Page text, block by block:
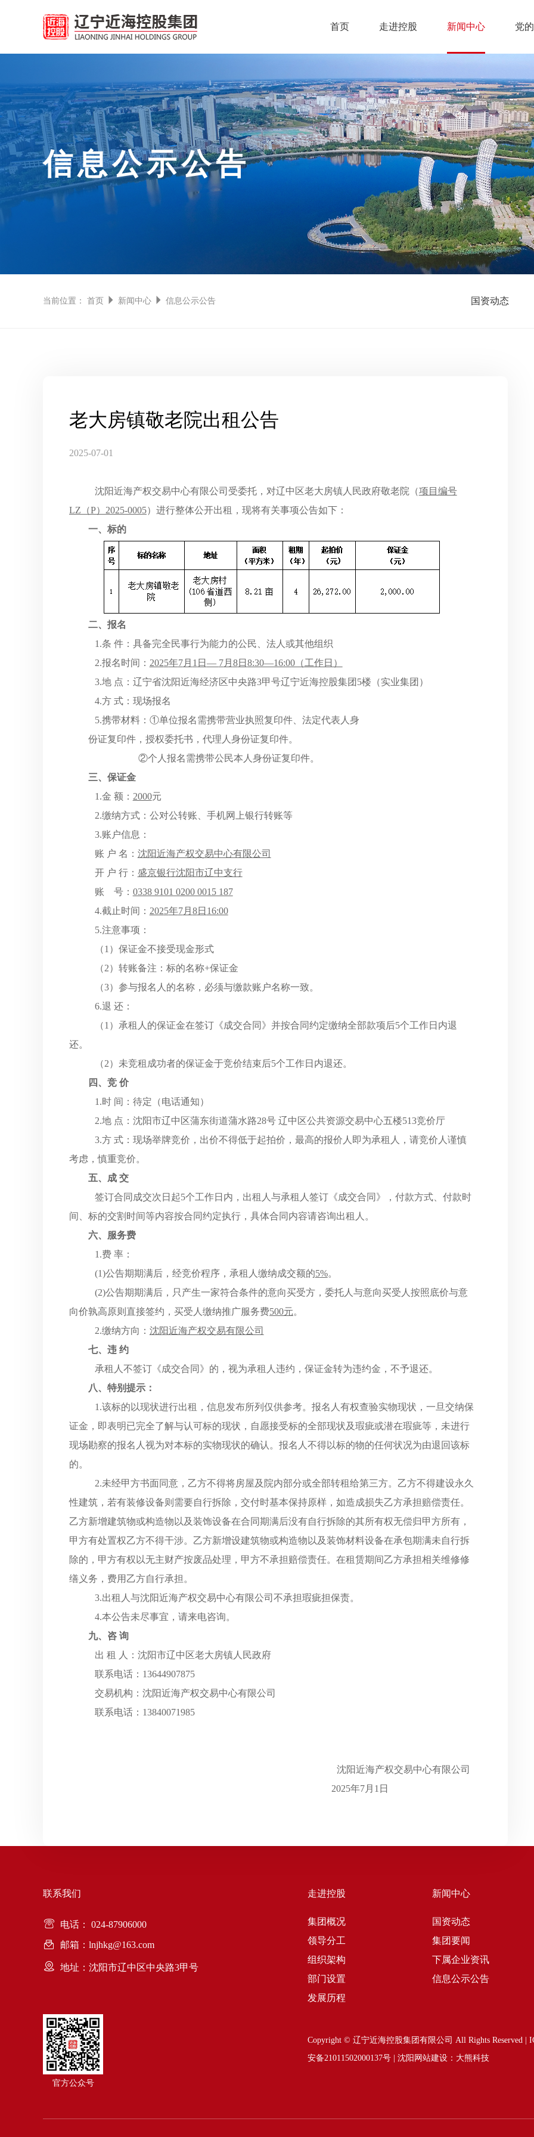
首页 走进控股 新闻中心 党
信息公示公告
当前位置： 首页 新闻中心 信息公示公告 国资动态
老大房镇敬老院出租公告
2025-07-01
沈阳近海产权交易中心有限公司受委托，对辽中区老大房镇人民政府敬老院（项目编号
LZ（P）2025-0005）进行整体公开出租，现将有关事项公告如下：
一、 标的
二、报名
1.条 件：具备完全民事行为能力的公民、法人或其他组织
2.报名时间： 2025年7月 1 日 — 7月 8日 8:30—16:00（工作日）
3.地 点：辽宁省沈阳近海经济区中央路3甲号辽宁近海控股集团5楼（实业集团）
4.方 式：现场报名
5.携带材料：①单位报名需携带营业执照复印件、法定代表人身
份证复印件，授权委托书，代理人身份证复印件。
②个人报名需携带公民本人身份证复印件。
三、保证金
1.金 额： 2000元
2.缴纳方式：公对公转账、手机网上银行转账等
3.账户信息：
账 户 名： 沈阳近海产权交易中心有限公司
开 户 行： 盛京银行沈阳市辽中支行
账 号： 0338 9101 0200 0015 187
4.截止时间： 2025年7月 8日 16:00
5.注意事项：
（1）保证金不接受现金形式
（2）转账备注： 标的名称+保证金
（3）参与报名人的名称，必须与缴款账户名称一致。
6.退 还：
（1） 承租人 的保证金在签订《成交合同》并按合同约定缴纳全部款项后5个工作日内退
还。
（2）未竞租 成功者的保证金于竞价结束后5个工作日内退还。
四、竞 价
1.时 间：待定（电话通知）
2.地 点：沈阳市辽中区蒲东街道蒲水路28号 辽中区公共资源交易中心五楼513竞价厅
3.方 式：现场举牌竞价，出价不得低于起拍价，最高的报价人即为承租人，请竞价人谨慎
考虑，慎重竞价。
五、成 交
签订合同成交次日起5个工作日内， 出租人与承租人签订《成交合同》，付款方式、付款时
间、标的交割时间等内容按合同约定执行，具体合同内容请咨询出租人。
六、服务费
1.费 率：
(1)公告期期满后，经竞价程序，承租人缴纳成交额的5%。
(2)公告期期满后，只产生一家符合条件的意向买受方，委托人与意向买受人按照底价与意
向价孰高原则直接签约，买受人缴纳推广服务费500元。
2.缴纳方向： 沈阳近海产权交易有限公司
七、违 约
承租人不签订《成交合同》的，视为承租人违约，保证金转为违约金，不予退还。
八、 特别提示：
1.该标的以现状进行出租，信息发布所列仅供参考。报名人有权查验实物现状，一旦交纳保
证金，即表明已完全了解与认可标的现状，自愿接受标的全部现状及瑕疵或潜在瑕疵等，未进行
现场勘察的报名人视为对本标的实物现状的确认。报名人不得以标的物的任何状况为由退回该标
的。
2.未经甲方书面同意，乙方不得将房屋及院内部分或全部转租给第三方。乙方不得建设永久
性建筑，若有装修设备则需要自行拆除，交付时基本保持原样，如造成损失乙方承担赔偿责任。
乙方新增建筑物或构造物以及装饰设备在合同期满后没有自行拆除的其所有权无偿归甲方所有，
甲方有处置权乙方不得干涉。乙方新增设建筑物或构造物以及装饰材料设备在承包期满未自行拆
除的，甲方有权以无主财产按废品处理，甲方不承担赔偿责任。在租赁期间乙方承担相关维修修
缮义务，费用乙方自行承担。
3.出租人与沈阳近海产权交易中心有限公司不承担瑕疵担保责。
4.本公告未尽事宜，请来电咨询。
九、咨 询
出 租 人： 沈阳市辽中区老大房镇人民政府
联系电话：13644907875
交易机构：沈阳近海产权交易中心有限公司
联系电话：13840071985
沈阳近海产权交易中心有限公司
2025年7月1日
联系我们
电话： 024-87906000
邮箱：lnjhkg@163.com
地址：沈阳市辽中区中央路3甲号
官方公众号
走进控股
集团概况
领导分工
组织架构
部门设置
发展历程
新闻中心
国资动态
集团要闻
下属企业资讯
信息公示公告
Copyright © 辽宁近海控股集团有限公司 All Rights Reserved |
安备21011502000137号 | 沈阳网站建设 ：大熊科技